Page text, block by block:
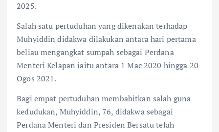
2025.
Salah satu pertuduhan yang di­kenakan terhadap
Muhyiddin didakwa dilakukan antara hari pertama
beliau me­ngangkat sumpah sebagai Per­­­dana
Menteri Kelapan iaitu antara 1 Mac 2020 hingga 20
Ogos 2021.
Bagi empat pertuduhan membabitkan salah guna
ke­dudukan, Muhyiddin, 76, di­dakwa sebagai
Perdana Menteri dan Presiden Bersatu telah